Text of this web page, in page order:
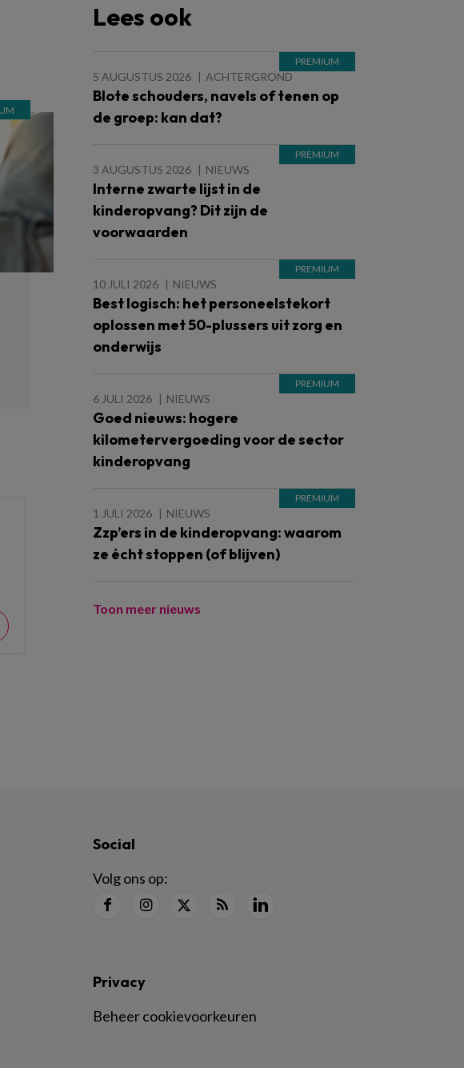
Lees ook
5 AUGUSTUS 2026 ACHTERGROND
Blote schouders, navels of tenen op
de groep: kan dat?
3 AUGUSTUS 2026 NIEUWS
Interne zwarte lijst in de
kinderopvang? Dit zijn de
voorwaarden
10 JULI 2026 NIEUWS
Best logisch: het personeelstekort
oplossen met 50-plussers uit zorg en
onderwijs
6 JULI 2026 NIEUWS
Goed nieuws: hogere
kilometervergoeding voor de sector
kinderopvang
1 JULI 2026 NIEUWS
Zzp’ers in de kinderopvang: waarom
ze écht stoppen (of blijven)
Toon meer nieuws
Social
Volg ons op:
Privacy
Beheer cookievoorkeuren